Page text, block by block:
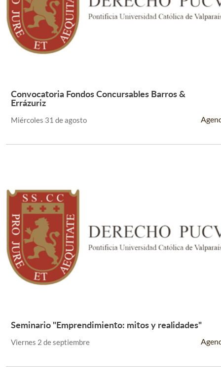
Leer Más +
Convocatoria Fondos Concursables Barros &
Errázuriz
Miércoles 31 de agosto
Leer Más +
Seminario "Emprendimiento: mitos y realidades"
Viernes 2 de septiembre